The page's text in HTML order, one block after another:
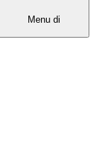
Menu di